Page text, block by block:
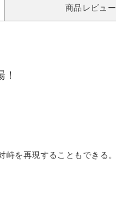
商品レビュー
を再現することもできる。